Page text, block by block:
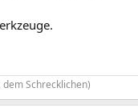
dem Schrecklichen)